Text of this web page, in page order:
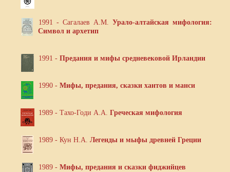
1991 - Сагалаев А.М. Урало-алтайская мифология:
Символ и архетип
1991 - Предания и мифы средневековой Ирландии
1990 - Мифы, предания, сказки хантов и манси
1989 - Тахо-Годи А.А. Греческая мифология
1989 - Кун Н.А. Легенды и мыфы древней Греции
1989 - Мифы, предания и сказки фиджийцев